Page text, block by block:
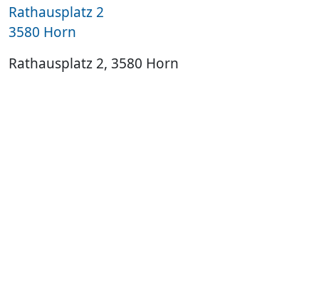
Rathausplatz 2
3580 Horn
Rathausplatz 2, 3580 Horn